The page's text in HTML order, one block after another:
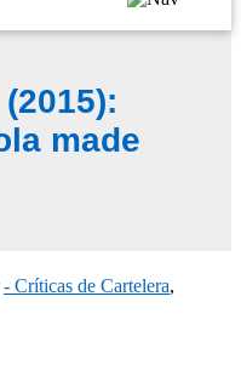
made
- Críticas de Cartelera,